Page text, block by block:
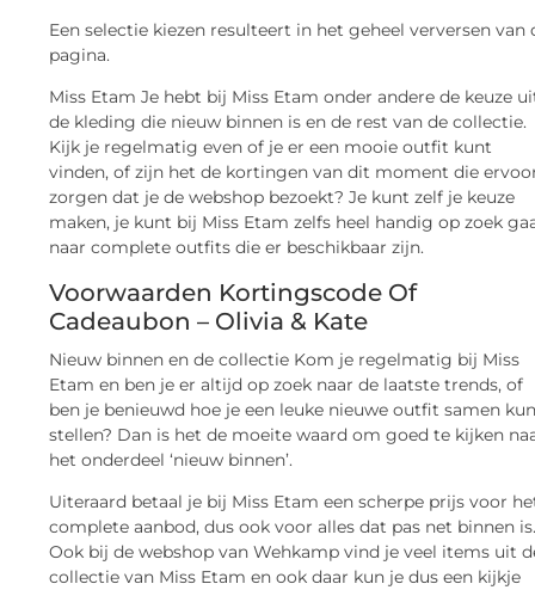
Een selectie kiezen resulteert in het geheel verversen van
pagina.
Miss Etam Je hebt bij Miss Etam onder andere de keuze
de kleding die nieuw binnen is en de rest van de collectie.
Kijk je regelmatig even of je er een mooie outfit kunt
vinden, of zijn het de kortingen van dit moment die
zorgen dat je de webshop bezoekt? Je kunt zelf je keuze
maken, je kunt bij Miss Etam zelfs heel handig op zoek
naar complete outfits die er beschikbaar zijn.
Voorwaarden Kortingscode Of
Cadeaubon – Olivia & Kate
Nieuw binnen en de collectie Kom je regelmatig bij Miss
Etam en ben je er altijd op zoek naar de laatste trends, of
ben je benieuwd hoe je een leuke nieuwe outfit samen
stellen? Dan is het de moeite waard om goed te kijken
het onderdeel ‘nieuw binnen’.
Uiteraard betaal je bij Miss Etam een scherpe prijs voor
complete aanbod, dus ook voor alles dat pas net binnen
Ook bij de webshop van Wehkamp vind je veel items uit
collectie van Miss Etam en ook daar kun je dus een kijkje